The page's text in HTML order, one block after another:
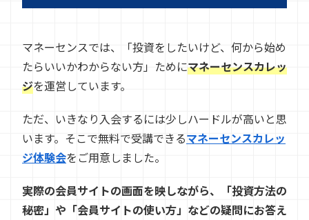
マネーセンスでは、「投資をしたいけど、何から始め
たらいいかわからない方」ためにマネーセンスカレッ
ジを運営しています。
ただ、いきなり入会するには少しハードルが高いと思
います。そこで無料で受講できるマネーセンスカレッ
ジ体験会をご用意しました。
実際の会員サイトの画面を映しながら、「投資方法の
秘密」や「会員サイトの使い方」などの疑問にお答え